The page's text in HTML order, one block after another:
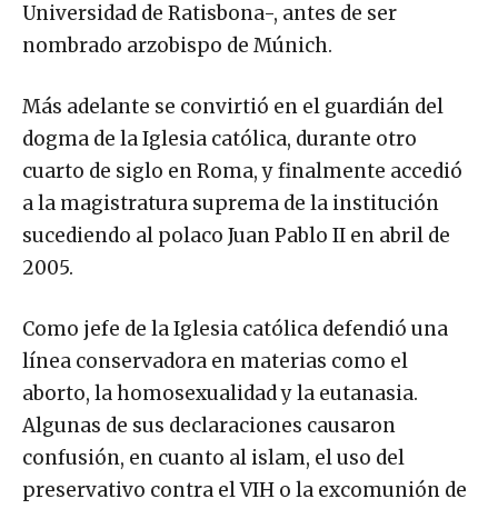
Universidad de Ratisbona-, antes de ser
nombrado arzobispo de Múnich.
Más adelante se convirtió en el guardián del
dogma de la Iglesia católica, durante otro
cuarto de siglo en Roma, y finalmente accedió
a la magistratura suprema de la institución
sucediendo al polaco Juan Pablo II en abril de
2005.
Como jefe de la Iglesia católica defendió una
línea conservadora en materias como el
aborto, la homosexualidad y la eutanasia.
Algunas de sus declaraciones causaron
confusión, en cuanto al islam, el uso del
preservativo contra el VIH o la excomunión de